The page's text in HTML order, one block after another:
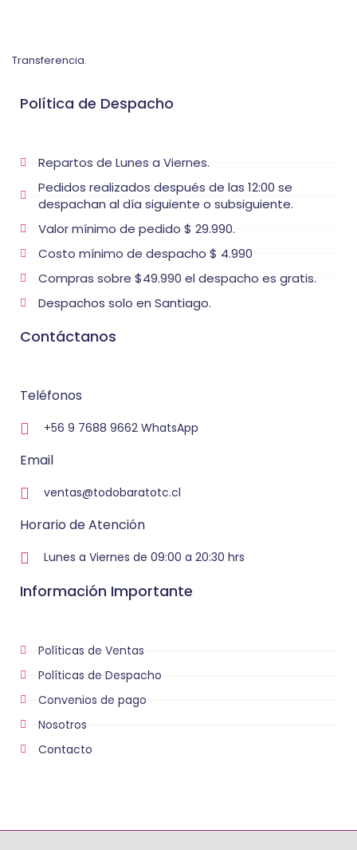
Transferencia.
Política de Despacho
Repartos de Lunes a Viernes.
Pedidos realizados después de las 12:00 se
despachan al día siguiente o subsiguiente.
Valor mínimo de pedido $ 29.990.
Costo mínimo de despacho $ 4.990
Compras sobre $49.990 el despacho es gratis.
Despachos solo en Santiago.
Contáctanos
Teléfonos
+56 9 7688 9662 WhatsApp
Email
ventas@todobaratotc.cl
Horario de Atención
Lunes a Viernes de 09:00 a 20:30 hrs
Información Importante
Políticas de Ventas
Políticas de Despacho
Convenios de pago
Nosotros
Contacto